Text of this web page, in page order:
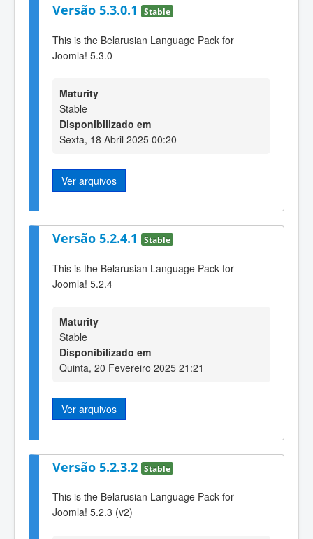
Versão 5.3.0.1 Stable
This is the Belarusian Language Pack for
Joomla! 5.3.0
Maturity
Stable
Disponibilizado em
Sexta, 18 Abril 2025 00:20
Ver arquivos
Versão 5.2.4.1 Stable
This is the Belarusian Language Pack for
Joomla! 5.2.4
Maturity
Stable
Disponibilizado em
Quinta, 20 Fevereiro 2025 21:21
Ver arquivos
Versão 5.2.3.2 Stable
This is the Belarusian Language Pack for
Joomla! 5.2.3 (v2)